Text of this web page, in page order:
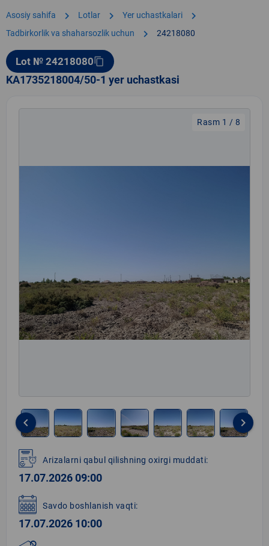
Asosiy sahifa chevron_right Lotlar chevron_right Yer uchastkalari chevron_right
Tadbirkorlik va shaharsozlik uchun chevron_right 24218080
Lot № 24218080content_copy
KA1735218004/50-1 yer uchastkasi
Rasm 1 / 8
1
of
8
keyboard_arrow_left keyboard_arrow_right
Arizalarni qabul qilishning oxirgi muddati:
17.07.2026 09:00
Savdo boshlanish vaqti:
17.07.2026 10:00